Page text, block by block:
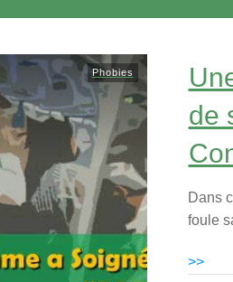
Phobies
de
Dans
foule
>>